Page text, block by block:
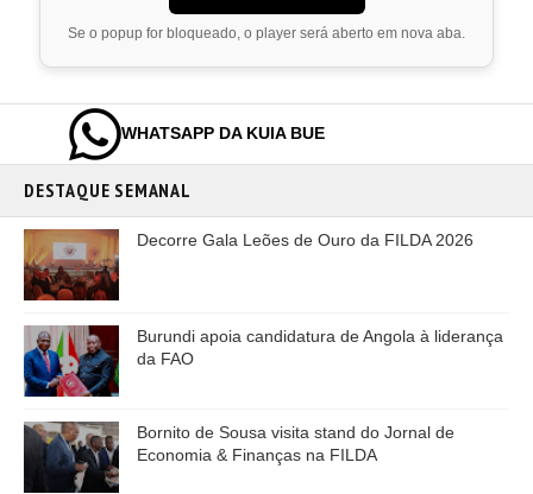
Se o popup for bloqueado, o player será aberto em nova aba.
WHATSAPP DA KUIA BUE
DESTAQUE SEMANAL
Decorre Gala Leões de Ouro da FILDA 2026
Burundi apoia candidatura de Angola à liderança
da FAO
Bornito de Sousa visita stand do Jornal de
Economia & Finanças na FILDA